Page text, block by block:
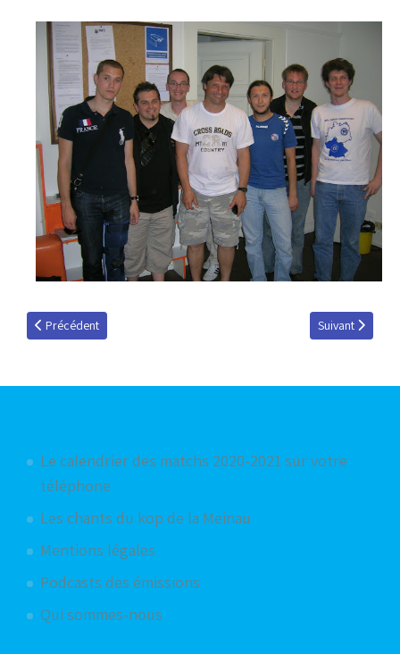
Article précédent : RCS / ASIM : en direct sur RBS !
Précédent Article suivant :
Suivant
Le calendrier des matchs 2020-2021 sur votre
téléphone
Les chants du kop de la Meinau
Mentions légales
Podcasts des émissions
Qui sommes-nous